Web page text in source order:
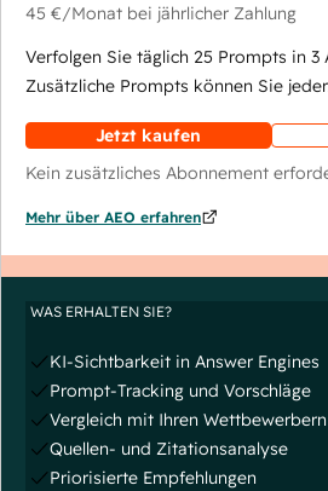
45 €/Monat bei jährlicher Zahlung
Verfolgen Sie täglich 25 Prompts in 3
Zusätzliche Prompts können Sie
Jetzt kaufen
Kein zusätzliches Abonnement
Mehr über AEO erfahren
WAS ERHALTEN SIE?
KI-Sichtbarkeit in Answer Engines
Prompt-Tracking und Vorschläge
Vergleich mit Ihren Wettbewerbern
Quellen- und Zitationsanalyse
Priorisierte Empfehlungen